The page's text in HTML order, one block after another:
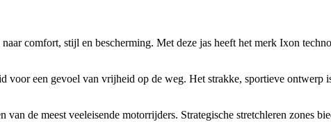
comfort, stijl en bescherming. Met deze jas heeft het merk Ixon
een gevoel van vrijheid op de weg. Het strakke, sportieve ontwerp
de meest veeleisende motorrijders. Strategische stretchleren zones